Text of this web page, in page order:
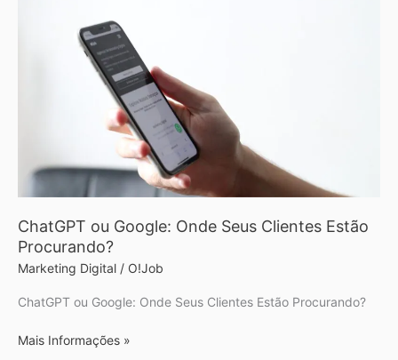
ChatGPT ou Google: Onde Seus Clientes Estão
Procurando?
Marketing Digital / O!Job
ChatGPT ou Google: Onde Seus Clientes Estão Procurando?
Mais Informações »